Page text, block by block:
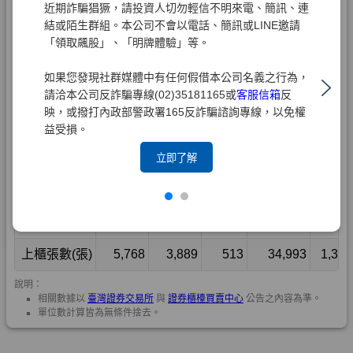
近期詐騙猖獗，請投資人切勿輕信不明來電、簡訊、連
結或陌生群組。本公司不會以電話、簡訊或LINE邀請
「領取飆股」、「明牌體驗」等。
如果您發現社群媒體中有任何假借本公司名義之行為，
請洽本公司反詐騙專線(02)35181165或客服信箱反
映，或撥打內政部警政署165反詐騙諮詢專線，以免權
益受損。
立即了解